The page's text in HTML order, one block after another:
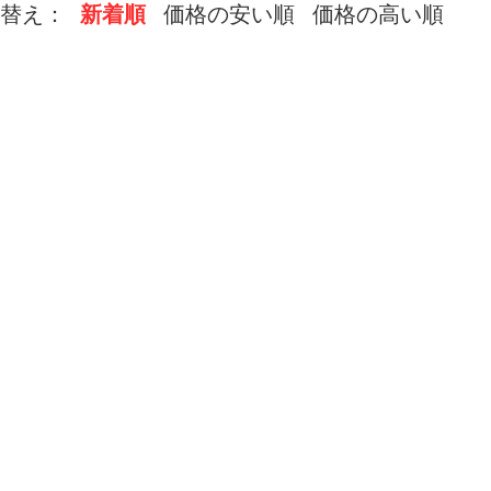
え： 新着順 価格の安い順 価格の高い順